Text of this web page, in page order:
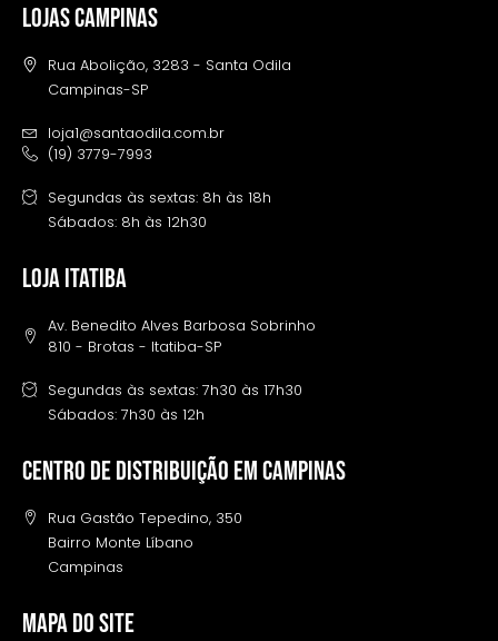
LOJAS CAMPINAS
Rua Abolição, 3283 - Santa Odila
Campinas-SP
loja1@santaodila.com.br
(19) 3779-7993
Segundas às sextas: 8h às 18h
Sábados: 8h às 12h30
LOJA ITATIBA
Av. Benedito Alves Barbosa Sobrinho
810 - Brotas - Itatiba-SP
Segundas às sextas: 7h30 às 17h30
Sábados: 7h30 às 12h
Centro de distribuição em campinas
Rua Gastão Tepedino, 350
Bairro Monte Líbano
Campinas
MAPA DO SITE